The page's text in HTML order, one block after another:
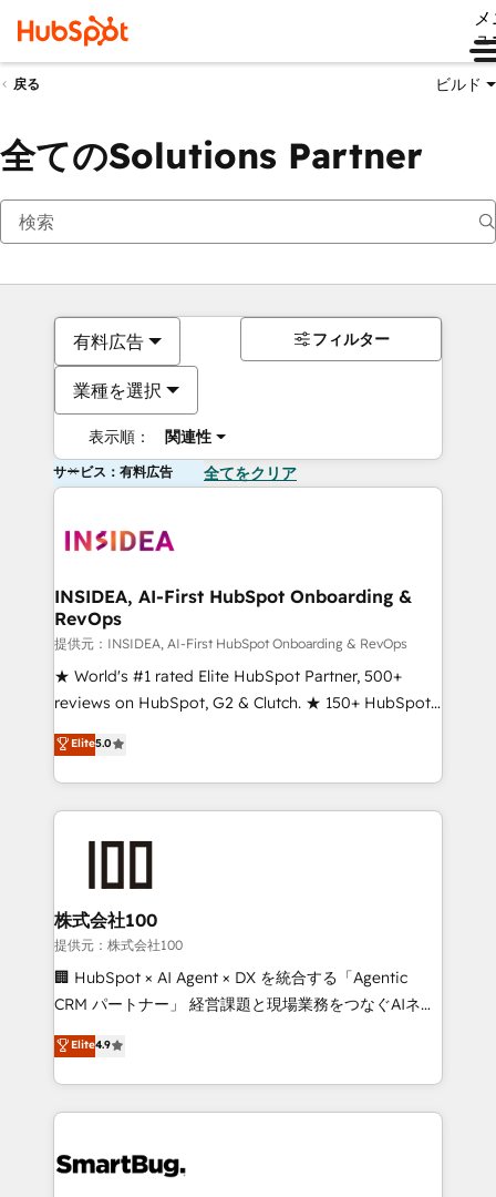
ュ
戻る ビルド
全てのSolutions Partner
有料広告
業種を選択
表示順： 関連性
フィルター
サービス：有料広告 全てをクリア
INSIDEA, AI-First HubSpot Onboarding &
RevOps
提供元：INSIDEA, AI-First HubSpot Onboarding & RevOps
★ World's #1 rated Elite HubSpot Partner, 500+
reviews on HubSpot, G2 & Clutch. ★ 150+ HubSpot
Certified Experts & Trainers across the team ★
1,500+ implementations across five continents ★ AI-
First, RevOps-led, Onboarding obsessed ★
Company of the Year 2024/25 INSIDEA helps
and build AI-powered workflows that drive adoption
from week one, in your time zone. What we do ➤
Onboarding: Live in weeks, with workflows built
around your business, not a template. ➤ Migration:
Move from any legacy CRM. Zero downtime, full data
run your revenue process. Sales, marketing, and
service wired together. ➤ AI and Integrations: Layer
tune-ups, feature rollouts, adoption coaching. Buying
HubSpot, switching to it, or reviving a stale portal?
Elite5.0
株式会社100
提供元：株式会社100
🏢 HubSpot × AI Agent × DX を統合する「Agentic
CRM パートナー」 経営課題と現場業務をつなぐAIネイ
ティブ・エージェンシーとして、HubSpot Eliteの実装
力で顧客フロント業務を再設計します。 💡 100inc は何
をする会社か？ HubSpotを共通基盤に、AIエージェン
トを組み込んだ顧客フロント業務（マーケティング・営
ィブ・エージェンシーです。事業部・グループ会社・部
Elite4.9